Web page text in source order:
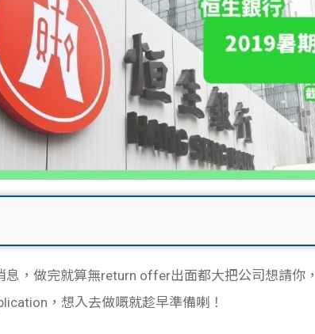
息，做完就算無return offer出面都大把公司想請你
，想入去做嘅就趁早準備喇！